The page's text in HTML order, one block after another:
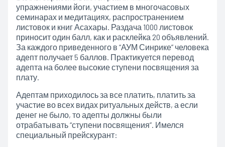
упражнениями йоги, участием в многочасовых
семинарах и медитациях, распространением
листовок и книг Асахары. Раздача 1000 листовок
приносит один балл, как и расклейка 20 объявлений.
За каждого приведенного в “АУМ Синрике” человека
адепт получает 5 баллов. Практикуется перевод
адепта на более высокие ступени посвящения за
плату.
Адептам приходилось за все платить, платить за
участие во всех видах ритуальных действ, а если
денег не было, то адепты должны были
отрабатывать “ступени посвящения”. Имелся
специальный прейскурант: